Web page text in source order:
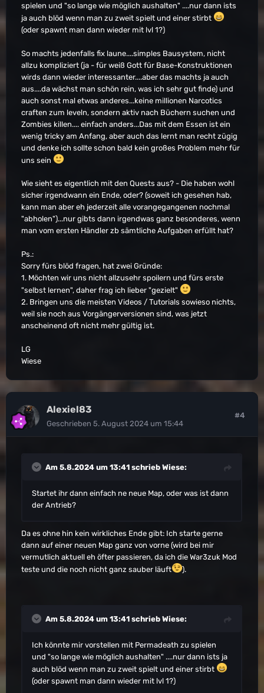
spielen und "so lange wie möglich aushalten" ....nur dann ists
ja auch blöd wenn man zu zweit spielt und einer stirbt
(oder spawnt man dann wieder mit lvl 1?)
So machts jedenfalls fix laune....simples Bausystem, nicht
allzu kompliziert (ja - für weiß Gott für Base-Konstruktionen
wirds dann wieder interessanter....aber das machts ja auch
aus....da wächst man schön rein, was ich sehr gut finde) und
auch sonst mal etwas anderes...keine millionen Narcotics
craften zum leveln, sondern aktiv nach Büchern suchen und
Zombies killen.... einfach anders...Das mit dem Essen ist ein
wenig tricky am Anfang, aber auch das lernt man recht zügig
und denke ich sollte schon bald kein großes Problem mehr für
uns sein
Wie sieht es eigentlich mit den Quests aus? - Die haben wohl
sicher irgendwann ein Ende, oder? (soweit ich gesehen hab,
kann man aber eh jederzeit alle vorangegangenen nochmal
"abholen")...nur gibts dann irgendwas ganz besonderes, wenn
man vom ersten Händler zb sämtliche Aufgaben erfüllt hat?
Ps.:
Sorry fürs blöd fragen, hat zwei Gründe:
1. Möchten wir uns nicht allzusehr spoilern und fürs erste
"selbst lernen", daher frag ich lieber "gezielt"
2. Bringen uns die meisten Videos / Tutorials sowieso nichts,
weil sie noch aus Vorgängerversionen sind, was jetzt
anscheinend oft nicht mehr gültig ist.
LG
Wiese
Alexiel83
Geschrieben 5. August 2024 um 15:44
#4
Am 5.8.2024 um 13:41 schrieb Wiese:
Startet ihr dann einfach ne neue Map, oder was ist dann
der Antrieb?
Da es ohne hin kein wirkliches Ende gibt: Ich starte gerne
dann auf einer neuen Map ganz von vorne (wird bei mir
vermutlich aktuell eh öfter passieren, da ich die War3zuk Mod
teste und die noch nicht ganz sauber läuft
).
Am 5.8.2024 um 13:41 schrieb Wiese:
Ich könnte mir vorstellen mit Permadeath zu spielen
und "so lange wie möglich aushalten" ....nur dann ists ja
auch blöd wenn man zu zweit spielt und einer stirbt
(oder spawnt man dann wieder mit lvl 1?)